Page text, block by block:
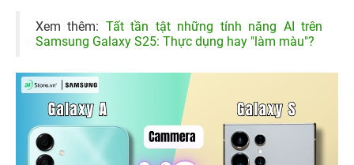
Xem thêm: Tất tần tật những tính năng AI trên
Samsung Galaxy S25: Thực dụng hay "làm màu"?